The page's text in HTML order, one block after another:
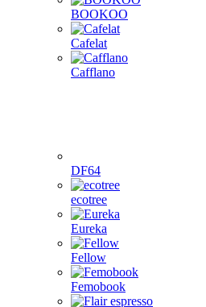
BOOKOO
Cafelat
Cafflano
DF64
ecotree
Eureka
Fellow
Femobook